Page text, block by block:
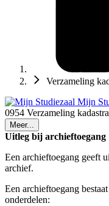
Verzameling
Mijn
0954 Verzameling
Meer...
Uitleg bij archieftoegang
Een archieftoegang geeft
archief.
Een archieftoegang
onderdelen: